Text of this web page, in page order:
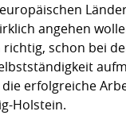
angehen
schon bei
erfolgreiche
Holstein.